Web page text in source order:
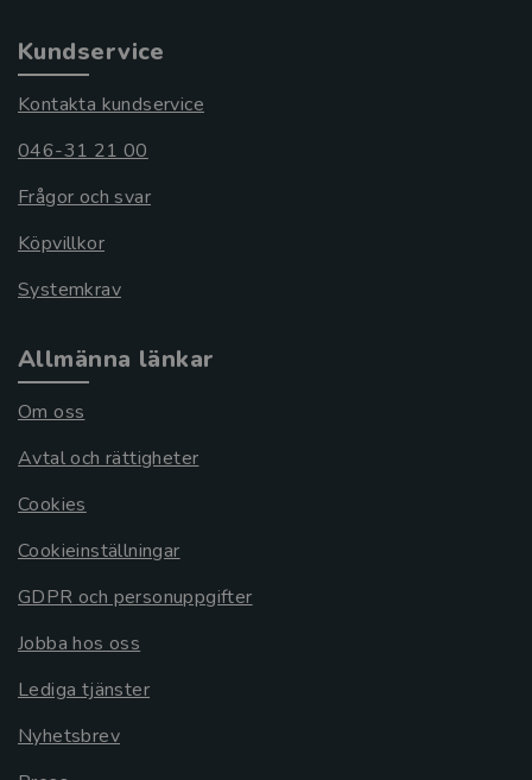
Kundservice
Kontakta kundservice
046-31 21 00
Frågor och svar
Köpvillkor
Systemkrav
Allmänna länkar
Om oss
Avtal och rättigheter
Cookies
Cookieinställningar
GDPR och personuppgifter
Jobba hos oss
Lediga tjänster
Nyhetsbrev